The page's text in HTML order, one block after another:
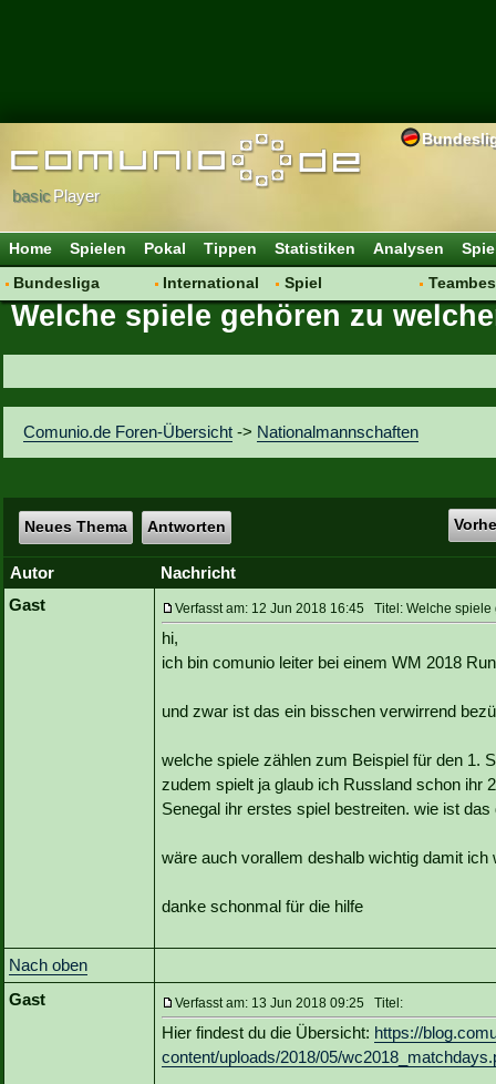
basicPlayer
Home Spielen Pokal Tippen Statistiken Analysen
Bundesliga
Hot News
Vereinsdiskussion
Vereinsfragen
International
Vereine
Spiel
Regeln & Tipps
Welche spiele gehören zu
Comunio.de Foren-Übersicht -> Nationalmannschaften
Neues Thema Antworten
Autor
Nachricht
Gast
Verfasst am: 12 Jun 2018 16:45 Titel: Welche
hi,
ich bin comunio leiter bei einem WM 2018
und zwar ist das ein bisschen verwirrend
welche spiele zählen zum Beispiel für den 1.
zudem spielt ja glaub ich Russland schon ihr
Senegal ihr erstes spiel bestreiten. wie ist
wäre auch vorallem deshalb wichtig damit
danke schonmal für die hilfe
Nach oben
Gast
Verfasst am: 13 Jun 2018 09:25 Titel:
Hier findest du die Übersicht: https://
content/uploads/2018/05/